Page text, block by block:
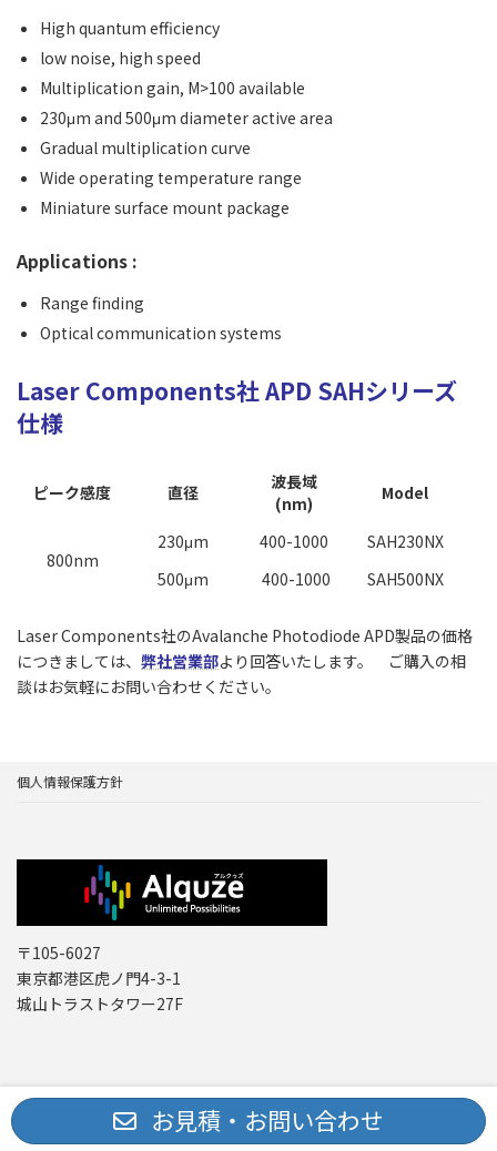
High quantum efficiency
low noise, high speed
Multiplication gain, M>100 available
230μm and 500μm diameter active area
Gradual multiplication curve
Wide operating temperature range
Miniature surface mount package
Applications :
Range finding
Optical communication systems
Laser Components社 APD SAHシリーズ
仕様
ピーク感度 直径
波長域
(nm)
Model
800nm
230μm 400-1000
SAH230NX
500μm
400-1000 SAH500NX
Laser Components社のAvalanche Photodiode APD製品の価格
につきましては、 弊社営業部より回答いたします。 ご購入の相
談はお気軽にお問い合わせください。
個人情報保護方針
〒105-6027
東京都港区虎ノ門4-3-1
城山トラストタワー27F
Copyright © レーザー機器 専門商社｜株式会社アルクゥズ ALQUZE Inc. All
Rights Reserved.
お見積・お問い合わせ